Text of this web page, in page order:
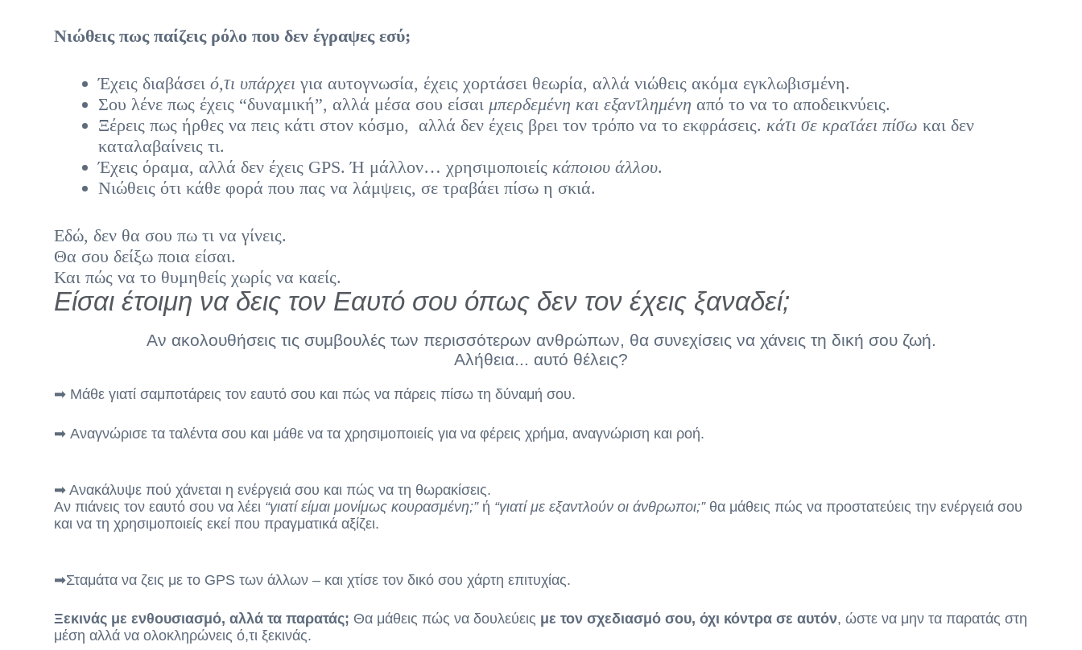
Νιώθεις πως παίζεις ρόλο που δεν έγραψες εσύ;
Έχεις διαβάσειό,τι υπάρχει για αυτογνωσία, έχεις χορτάσει θεωρία, αλλά νιώθεις ακόμα εγκλωβισμένη.
Σου λένε πως έχεις “δυναμική”, αλλά μέσα σου είσαι μπερδεμένη και εξαντλημένη από το να το αποδεικνύεις.
Ξέρεις πως ήρθες να πεις κάτι στον κόσμο, αλλά δεν έχεις βρει τον τρόπο να το εκφράσεις. κάτι σε κρατάει πίσω και δεν
καταλαβαίνεις τι.
Έχεις όραμα, αλλά δεν έχεις GPS. Ή μάλλον… χρησιμοποιείς κάποιου άλλου.
Νιώθεις ότι κάθε φορά που πας να λάμψεις, σε τραβάει πίσω η σκιά.
Εδώ, δεν θα σου πω τι να γίνεις.
Θα σου δείξω ποια είσαι.
Και πώς να το θυμηθείς χωρίς να καείς.
Είσαι έτοιμη να δεις τον Εαυτό σου όπως δεν τον έχεις ξαναδεί;
Αν ακολουθήσεις τις συμβουλές των περισσότερων ανθρώπων, θα συνεχίσεις να χάνεις τη δική σου ζωή.
Αλήθεια... αυτό θέλεις?
➡ Μάθε γιατί σαμποτάρεις τον εαυτό σου και πώς να πάρεις πίσω τη δύναμή σου.
➡ Αναγνώρισε τα ταλέντα σου και μάθε να τα χρησιμοποιείς για να φέρεις χρήμα, αναγνώριση και ροή.
➡ Ανακάλυψε πού χάνεται η ενέργειά σου και πώς να τη θωρακίσεις.
Αν πιάνεις τον εαυτό σου να λέει “γιατί είμαι μονίμως κουρασμένη;”ή “γιατί με εξαντλούν οι άνθρωποι;”θα μάθεις πώς να προστατεύεις την ενέργειά σου
και να τη χρησιμοποιείς εκεί που πραγματικά αξίζει.
➡Σταμάτα να ζεις με το GPS των άλλων – και χτίσε τον δικό σου χάρτη επιτυχίας.
Ξεκινάς με ενθουσιασμό, αλλά τα παρατάς; Θα μάθεις πώς να δουλεύεις με τον σχεδιασμό σου, όχι κόντρα σε αυτόν, ώστε να μην τα παρατάς στη
μέση αλλά να ολοκληρώνεις ό,τι ξεκινάς.